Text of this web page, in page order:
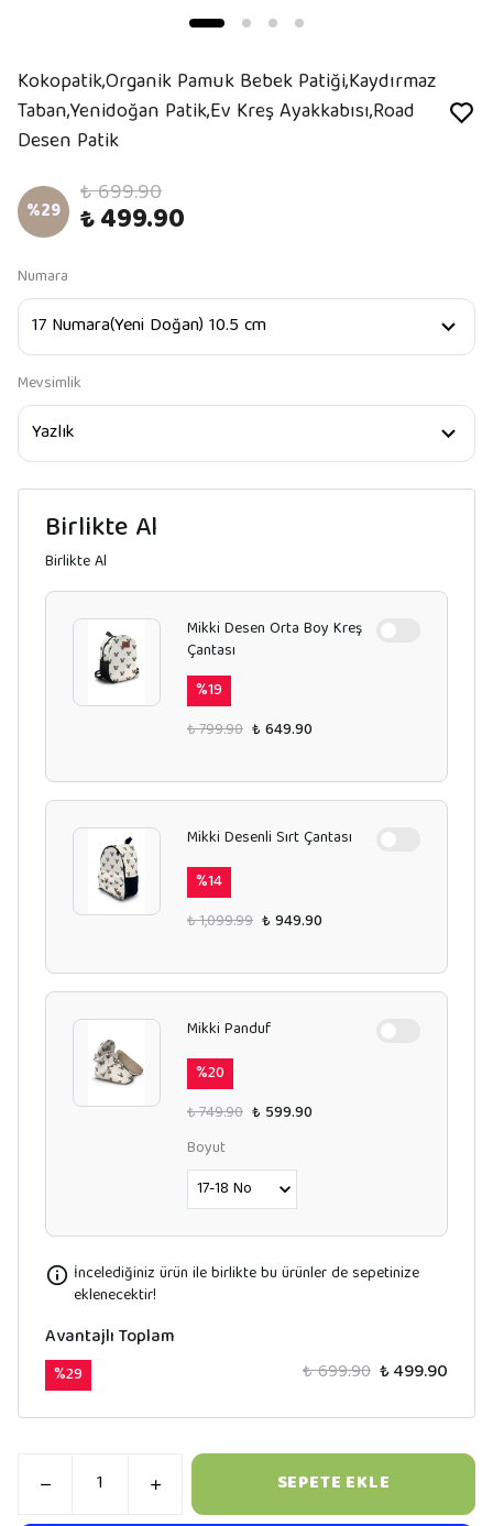
Kokopatik,Organik Pamuk Bebek Patiği,Kaydırmaz
Taban,Yenidoğan Patik,Ev Kreş Ayakkabısı,Road
Desen Patik
%29 ₺ 699.90
₺ 499.90
Numara
Mevsimlik
Birlikte Al
Birlikte Al
Mikki Desen Orta Boy Kreş
Çantası
%19
₺ 799.90 ₺ 649.90
Mikki Desenli Sırt Çantası
%14
₺ 1,099.99 ₺ 949.90
Mikki Panduf
%20
₺ 749.90 ₺ 599.90
Boyut
İncelediğiniz ürün ile birlikte bu ürünler de sepetinize
eklenecektir!
Avantajlı Toplam
%29 ₺ 699.90 ₺ 499.90
SEPETE EKLE